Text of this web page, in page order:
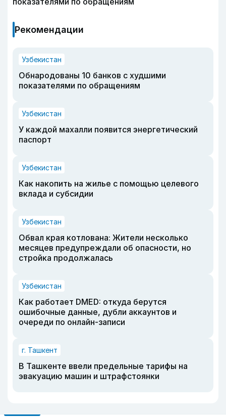
Рекомендации
Узбекистан
Обнародованы 10 банков с худшими
показателями по обращениям
Узбекистан
У каждой махалли появится энергетический
паспорт
Узбекистан
Как накопить на жилье с помощью целевого
вклада и субсидии
Узбекистан
Обвал края котлована: Жители несколько
месяцев предупреждали об опасности, но
стройка продолжалась
Узбекистан
Как работает DMED: откуда берутся
ошибочные данные, дубли аккаунтов и
очереди по онлайн-записи
г. Ташкент
В Ташкенте ввели предельные тарифы на
эвакуацию машин и штрафстоянки